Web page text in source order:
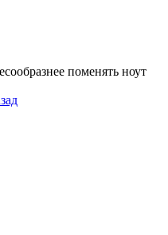
поменять ноут